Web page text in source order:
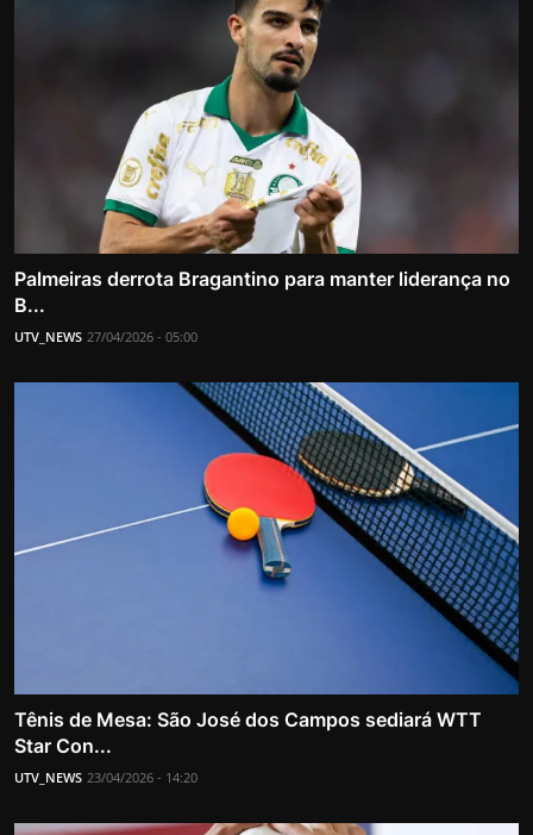
Palmeiras derrota Bragantino para manter liderança no
B...
UTV_NEWS 27/04/2026 - 05:00
Tênis de Mesa: São José dos Campos sediará WTT
Star Con...
UTV_NEWS 23/04/2026 - 14:20